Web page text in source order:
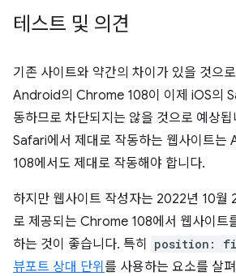
테스트 및 의견
기존 사이트와 약간의 차이가 있을 것으
Android의 Chrome 108이 이제 iOS의
동하므로 차단되지는 않을 것으로 예상됩
Safari에서 제대로 작동하는 웹사이트
108에서도 제대로 작동해야 합니다.
하지만 웹사이트 작성자는 2022년 10월
로 제공되는 Chrome 108에서 웹사이트
하는 것이 좋습니다. 특히
position:
뷰포트 상대 단위 를 사용하는 요소를 살